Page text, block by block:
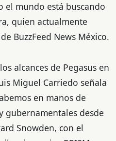
el mundo está buscando
quien actualmente
BuzzFeed News México.
alcances de Pegasus en
Miguel Carriedo señala
en manos de
gubernamentales desde
Snowden, con el